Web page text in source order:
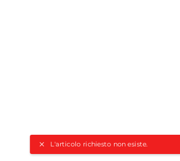
L'articolo richiesto non esiste.